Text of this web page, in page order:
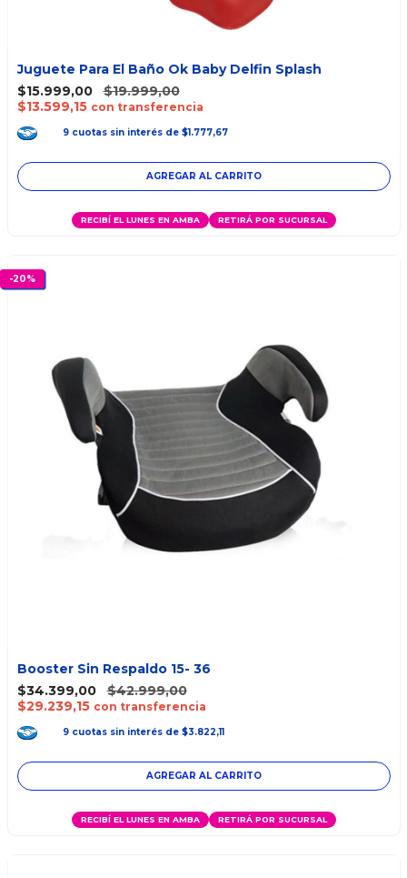
Juguete Para El Baño Ok Baby Delfin Splash
$15.999,00
$19.999,00
$13.599,15 con transferencia
9 cuotas sin interés de $1.777,67
RECIBÍ EL LUNES EN AMBA RETIRÁ POR SUCURSAL
-20%
Booster Sin Respaldo 15- 36
$34.399,00
$42.999,00
$29.239,15 con transferencia
9 cuotas sin interés de $3.822,11
AGREGAR AL CARRITO
RECIBÍ EL LUNES EN AMBA RETIRÁ POR SUCURSAL